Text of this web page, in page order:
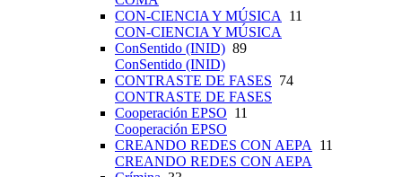
CON-CIENCIA Y MÚSICA
11
CON-CIENCIA Y MÚSICA
ConSentido (INID) 89
ConSentido (INID)
CONTRASTE DE FASES 74
CONTRASTE DE FASES
Cooperación EPSO 11
Cooperación EPSO
CREANDO REDES CON AEPA
11
CREANDO REDES CON AEPA